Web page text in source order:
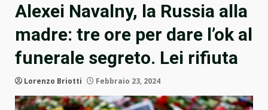
Alexei Navalny, la Russia alla
madre: tre ore per dare l’ok al
funerale segreto. Lei rifiuta
Lorenzo Briotti Febbraio 23, 2024